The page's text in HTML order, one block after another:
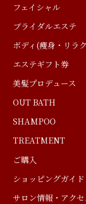
フェイシャル
ブライダルエステ
ボディ(痩身・リラ
エステギフト券
美髪プロデュース
OUT BATH
SHAMPOO
TREATMENT
ご購入
ショッピングガイド
サロン情報・アクセ